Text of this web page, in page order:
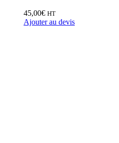
45,00€ HT
Ajouter au devis